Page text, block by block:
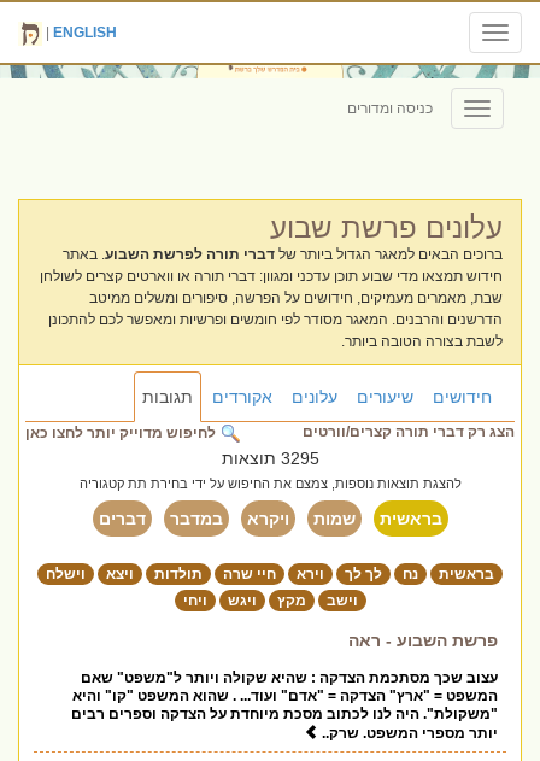
Toggle
navigation
ENGLISH
Toggle
navigation
כניסה ומדורים
עלונים פרשת שבוע
ברוכים הבאים למאגר הגדול ביותר של דברי תורה לפרשת השבוע. באתר
חידוש תמצאו מדי שבוע תוכן עדכני ומגוון: דברי תורה או ווארטים קצרים לשולחן
שבת, מאמרים מעמיקים, חידושים על הפרשה, סיפורים ומשלים ממיטב
הדרשנים והרבנים. המאגר מסודר לפי חומשים ופרשיות ומאפשר לכם להתכונן
לשבת בצורה הטובה ביותר.
חידושים שיעורים עלונים אקורדים תגובות
לחיפוש מדוייק יותר לחצו כאן הצג רק דברי תורה קצרים/וורטים
3295 תוצאות
להצגת תוצאות נוספות, צמצם את החיפוש על ידי בחירת תת קטגוריה
בראשית שמות ויקרא במדבר דברים
בראשית נח לך לך וירא חיי שרה תולדות ויצא
וישלח
וישב
מקץ ויגש ויחי
פרשת השבוע - ראה
עצוב שכך מסתכמת הצדקה : שהיא שקולה ויותר ל"משפט" שאם
המשפט = "ארץ" הצדקה = "אדם" ועוד... . שהוא המשפט "קו" והיא
"משקולת". היה לנו לכתוב מסכת מיוחדת על הצדקה וספרים רבים
יותר מספרי המשפט. שרק..